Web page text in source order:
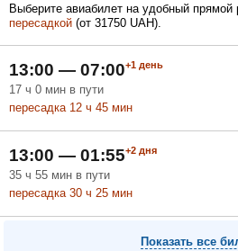
Февраль
Май
Выберите авиабилет на удобный прямой
пересадкой (от 31750 UAH).
13:00 — 07:00+1 день
17 ч 0 мин в пути
пересадка 12 ч 45 мин
13:00 — 01:55+2 дня
35 ч 55 мин в пути
пересадка 30 ч 25 мин
Показать все